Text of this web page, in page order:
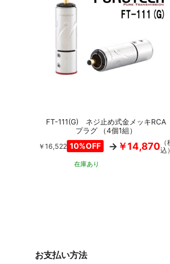
10%OFF
￥16,522 ￥14,870込）
FT-111(G) ネジ止め式金メッキRCA
プラグ （4個1組）
在庫あり
お支払い方法